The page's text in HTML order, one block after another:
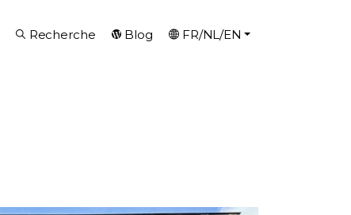
Recherche Blog FR/NL/EN